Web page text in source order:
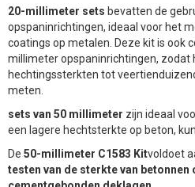
20-millimeter sets bevatten de
opspaninrichtingen, ideaal voor het
coatings op metalen. Deze kit is ook
millimeter opspaninrichtingen, zodat
hechtingssterkten tot
meten.
sets van 50 millimeter zijn ideaal
een lagere hechtsterkte op beton,
De 50-millimeter C1583 Kitvoldoet
testen van de sterkte van betonnen